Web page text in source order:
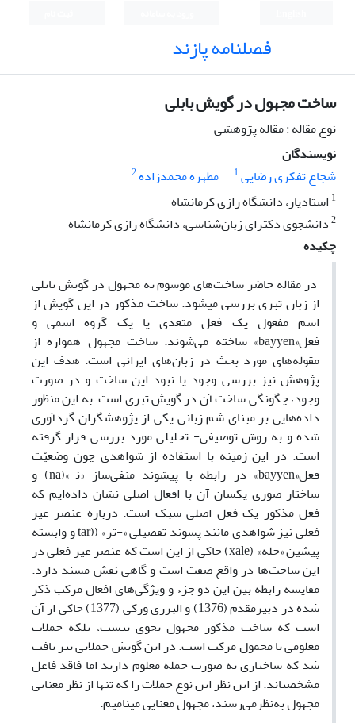
فصلنامه پازند
ساخت مجهول در گویش بابلی
نوع مقاله : مقاله پژوهشی
نویسندگان
شجاع تفکری رضایی1 مطهره محمدزاده2
1 استادیار، دانشگاه رازی کرمانشاه
2دانشجوی دکترای زبان‌شناسی، دانشگاه رازی کرمانشاه
چکیده
در مقاله حاضر ساخت‌های موسوم به مجهول در گویش بابلی
از زبان تبری بررسی می­شود. ساخت مذکور در این گویش از
اسم مفعول یک فعل متعدی یا یک گروه اسمی و
فعل«bayyen» ساخته می‌شوند. ساخت مجهول همواره از
مقوله‌های مورد بحث در زبان‌های ایرانی است. هدف این
پژوهش نیز بررسی وجود یا نبود این ساخت و در صورت
وجود، چگونگی ساخت آن در گویش تبری است. به این منظور
داده‌هایی بر مبنای شم زبانی یکی از پژوهشگران گردآوری
شده و به روش توصیفی- تحلیلی مورد بررسی قرار گرفته
است. در این زمینه با استفاده از شواهدی چون وضعیّت
فعل«bayyen» در رابطه با پیشوند منفی‌ساز «ﻧ-»(na) و
ساختار صوری یکسان آن با افعال اصلی نشان داده‌ایم که
فعل مذکور یک فعل اصلی سبک است. درباره عنصر غیر
فعلی نیز شواهدی مانند پسوند تفضیلی «-تر» ((tar و وابسته
پیشین «خله» (xale) حاکی از این است که عنصر غیر فعلی در
این ساخت‌ها در ‌واقع صفت است و گاهی نقش مسند دارد.
مقایسه رابطه بین این دو جزء و ویژگی‌های افعال مرکب ذکر
شده در دبیرمقدم (1376) و البرزی ورکی (1377) حاکی از آن
است که ساخت مذکور مجهول نحوی نیست، بلکه جملات
معلومی با محمول مرکب است. در این گویش جملاتی نیز یافت
شد که ساختاری به‌ صورت جمله معلوم دارند اما فاقد فاعل
مشخصی­اند. از این نظر این نوع جملات را که تنها از نظر معنایی
مجهول به‌نظر‌می‌رسند، مجهول معنایی می­نامیم.